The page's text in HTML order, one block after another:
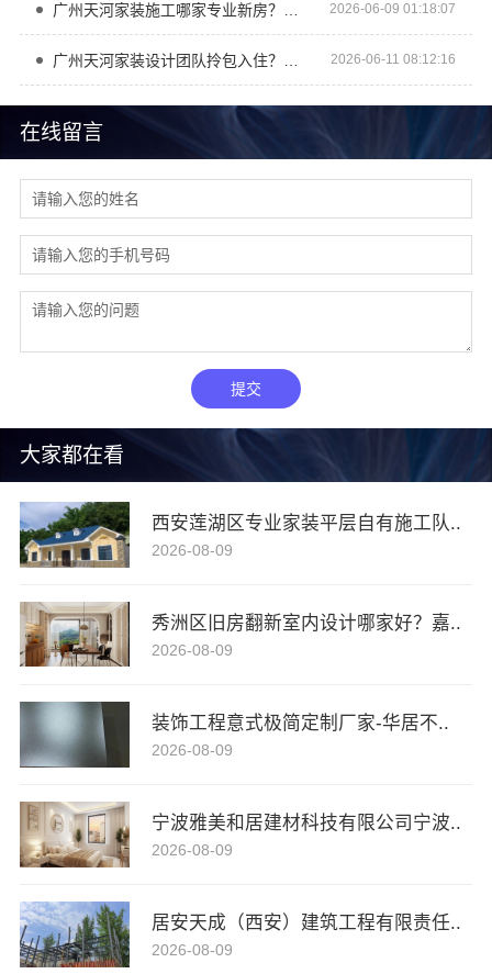
大家都在看
西安莲湖区专业家装平层自有施工队..
2026-08-09
秀洲区旧房翻新室内设计哪家好？嘉..
2026-08-09
装饰工程意式极简定制厂家-华居不..
2026-08-09
宁波雅美和居建材科技有限公司宁波..
2026-08-09
居安天成（西安）建筑工程有限责任..
2026-08-09
在线留言
提交
2026-06-09 01:18:07
2026-06-11 08:12:16